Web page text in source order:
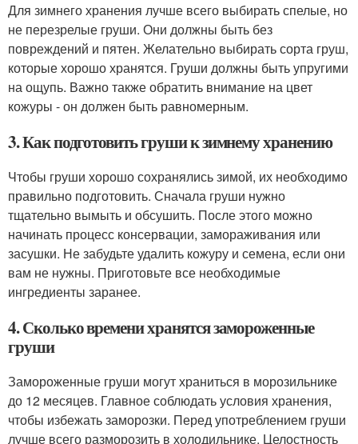
Для зимнего хранения лучше всего выбирать спелые, но
не перезрелые груши. Они должны быть без
повреждений и пятен. Желательно выбирать сорта груш,
которые хорошо хранятся. Груши должны быть упругими
на ощупь. Важно также обратить внимание на цвет
кожуры - он должен быть равномерным.
3. Как подготовить груши к зимнему хранению
Чтобы груши хорошо сохранялись зимой, их необходимо
правильно подготовить. Сначала груши нужно
тщательно вымыть и обсушить. После этого можно
начинать процесс консервации, замораживания или
засушки. Не забудьте удалить кожуру и семена, если они
вам не нужны. Приготовьте все необходимые
ингредиенты заранее.
4. Сколько времени хранятся замороженные
груши
Замороженные груши могут храниться в морозильнике
до 12 месяцев. Главное соблюдать условия хранения,
чтобы избежать заморозки. Перед употреблением груши
лучше всего разморозить в холодильнике. Целостность